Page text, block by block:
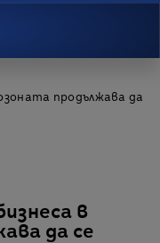
продължава да
в
да се